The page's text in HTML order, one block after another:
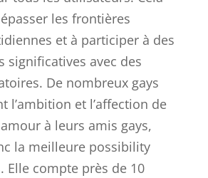
les frontières
et à participer à des
significatives avec des
De nombreux gays
l’ambition et l’affection de
à leurs amis gays,
la meilleure possibility
Elle compte près de 10